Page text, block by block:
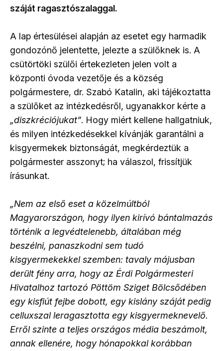
száját ragasztószalaggal.
A lap értesülései alapján az esetet egy harmadik
gondozónő jelentette, jelezte a szülőknek is. A
csütörtöki szülői értekezleten jelen volt a
központi óvoda vezetője és a község
polgármestere, dr. Szabó Katalin, aki tájékoztatta
a szülőket az intézkedésről, ugyanakkor kérte a
„diszkréciójukat”. Hogy miért kellene hallgatniuk,
és milyen intézkedésekkel kívánják garantálni a
kisgyermekek biztonságát, megkérdeztük a
polgármester asszonyt; ha válaszol, frissítjük
írásunkat.
„Nem az első eset a közelmúltból
Magyarországon, hogy ilyen kirívó bántalmazás
történik a legvédtelenebb, általában még
beszélni, panaszkodni sem tudó
kisgyermekekkel szemben: tavaly májusban
derült fény arra, hogy az Érdi Polgármesteri
Hivatalhoz tartozó Pöttöm Sziget Bölcsődében
egy kisfiút fejbe dobott, egy kislány száját pedig
celluxszal leragasztotta egy kisgyermeknevelő.
Erről szinte a teljes országos média beszámolt,
annak ellenére, hogy hónapokkal korábban